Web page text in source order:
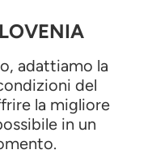
adattiamo la
del
la migliore
in un